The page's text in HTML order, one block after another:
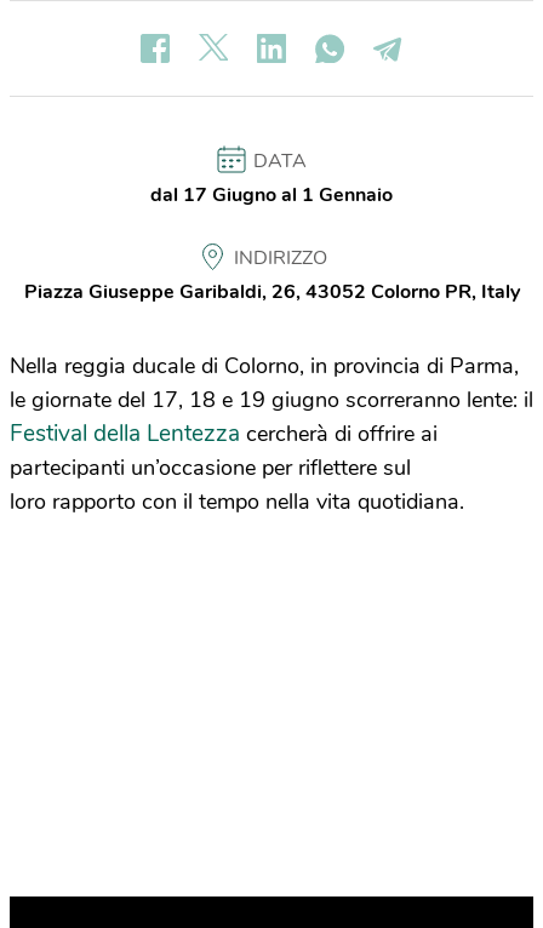
DATA
dal 17 Giugno al 1 Gennaio
INDIRIZZO
Piazza Giuseppe Garibaldi, 26, 43052 Colorno PR, Italy
Nella reggia ducale di Colorno, in provincia di Parma,
le giornate del 17, 18 e 19 giugno scorreranno lente: il
Festival della Lentezza cercherà di offrire ai
partecipanti un’occasione per riflettere sul
loro rapporto con il tempo nella vita quotidiana.